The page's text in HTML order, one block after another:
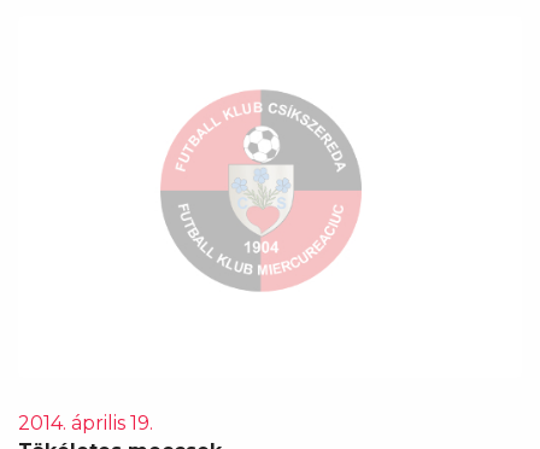
2014. április 19.